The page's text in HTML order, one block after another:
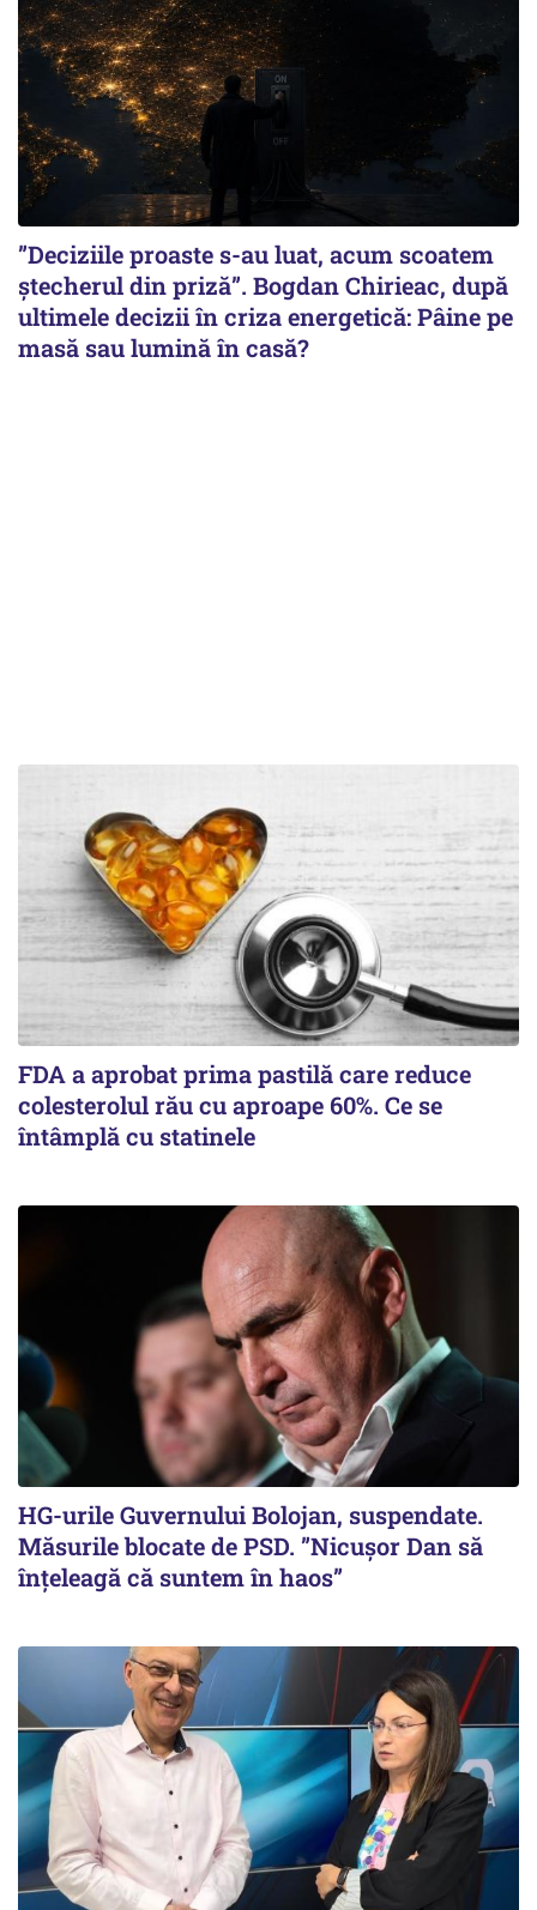
”Deciziile proaste s-au luat, acum scoatem
ștecherul din priză”. Bogdan Chirieac, după
ultimele decizii în criza energetică: Pâine pe
masă sau lumină în casă?
FDA a aprobat prima pastilă care reduce
colesterolul rău cu aproape 60%. Ce se
întâmplă cu statinele
HG-urile Guvernului Bolojan, suspendate.
Măsurile blocate de PSD. ”Nicușor Dan să
înțeleagă că suntem în haos”